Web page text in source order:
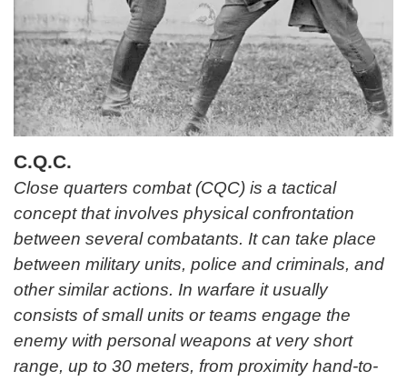
C.Q.C.
Close quarters combat (CQC) is a tactical
concept that involves physical confrontation
between several combatants. It can take place
between military units, police and criminals, and
other similar actions. In warfare it usually
consists of small units or teams engage the
enemy with personal weapons at very short
range, up to 30 meters, from proximity hand-to-